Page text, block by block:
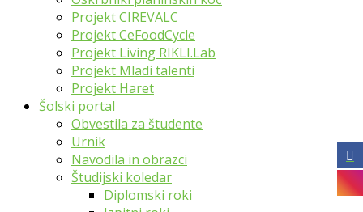
Projekt CIREVALC
Projekt CeFoodCycle
Projekt Living RIKLI.Lab
Projekt Mladi talenti
Projekt Haret
Šolski portal
Obvestila za študente
Urnik
Navodila in obrazci
Študijski koledar
Diplomski roki